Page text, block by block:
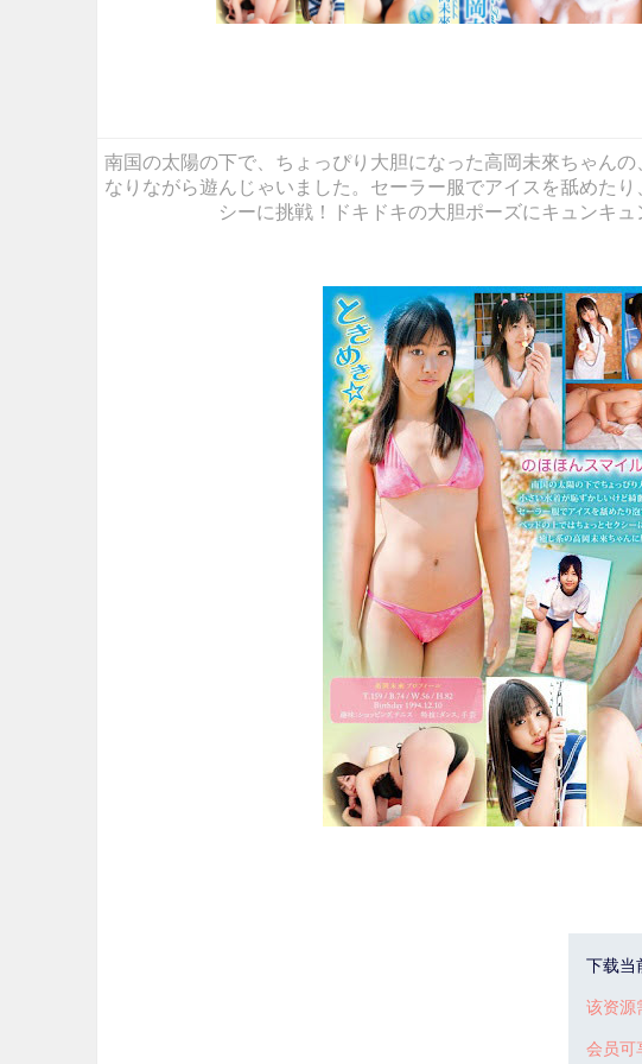
南国の太陽の下で、ちょっぴり大胆になった高岡未來ちゃん
なりながら遊んじゃいました。セーラー服でアイスを舐めた
シーに挑戦！ドキドキの大胆ポーズにキュンキ
下载当
该资源
会员可